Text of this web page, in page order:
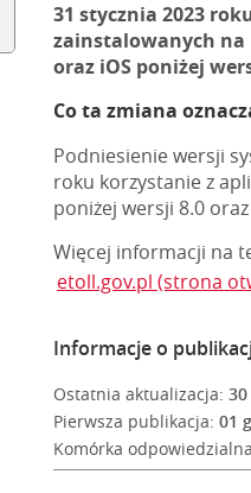
31 stycznia 2023
zainstalowanych na
oraz iOS poniżej
Co ta zmiana
Podniesienie wersji
roku korzystanie z
poniżej wersji 8.0
Więcej informacji na
etoll.gov.pl (strona
Informacje o
Ostatnia aktualizacja:
Pierwsza publikacja: 01
Komórka